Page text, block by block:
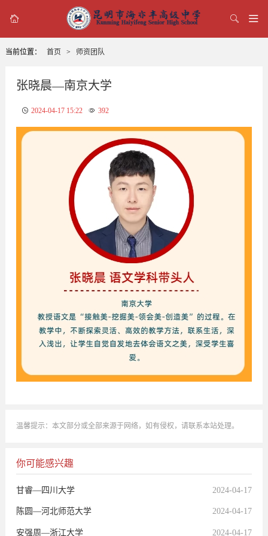
  
当前位置： 首页 > 师资团队
张晓晨—南京大学
2024-04-17 15:22 392
温馨提示：本文部分或全部来源于网络，如有侵权，请联系本站处理。
你可能感兴趣
甘睿—四川大学 2024-04-17
陈圆—河北师范大学 2024-04-17
安强周—浙江大学 2024-04-17